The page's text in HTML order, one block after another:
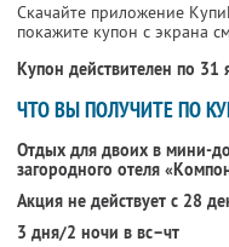
Скачайте приложение
покажите купон с экрана
Купон действителен по 31
ЧТО ВЫ ПОЛУЧИТЕ ПО
Отдых для двоих в мини-
загородного отеля
Акция не действует с 28
3 дня/2 ночи в вс–чт